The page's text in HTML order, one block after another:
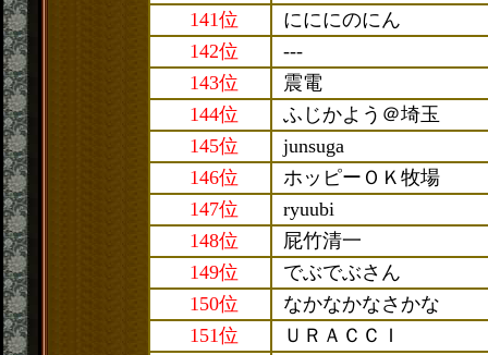
141位
にににのにん
142位
---
143位
震電
144位
ふじかよう＠埼玉
145位
junsuga
146位
ホッピーＯＫ牧場
147位
ryuubi
148位
屁竹清一
149位
でぶでぶさん
150位
なかなかなさかな
151位
ＵＲＡＣＣＩ